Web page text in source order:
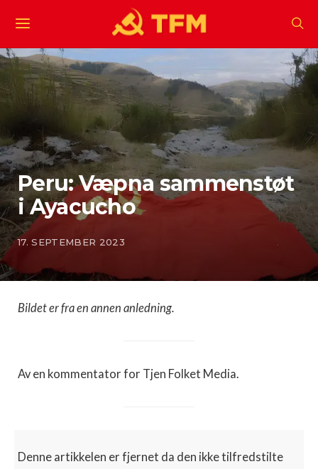
Peru: Væpna sammenstøt
i Ayacucho
17. SEPTEMBER 2023
Bildet er fra en annen anledning.
Av en kommentator for Tjen Folket Media.
Denne artikkelen er fjernet da den ikke tilfredstilte